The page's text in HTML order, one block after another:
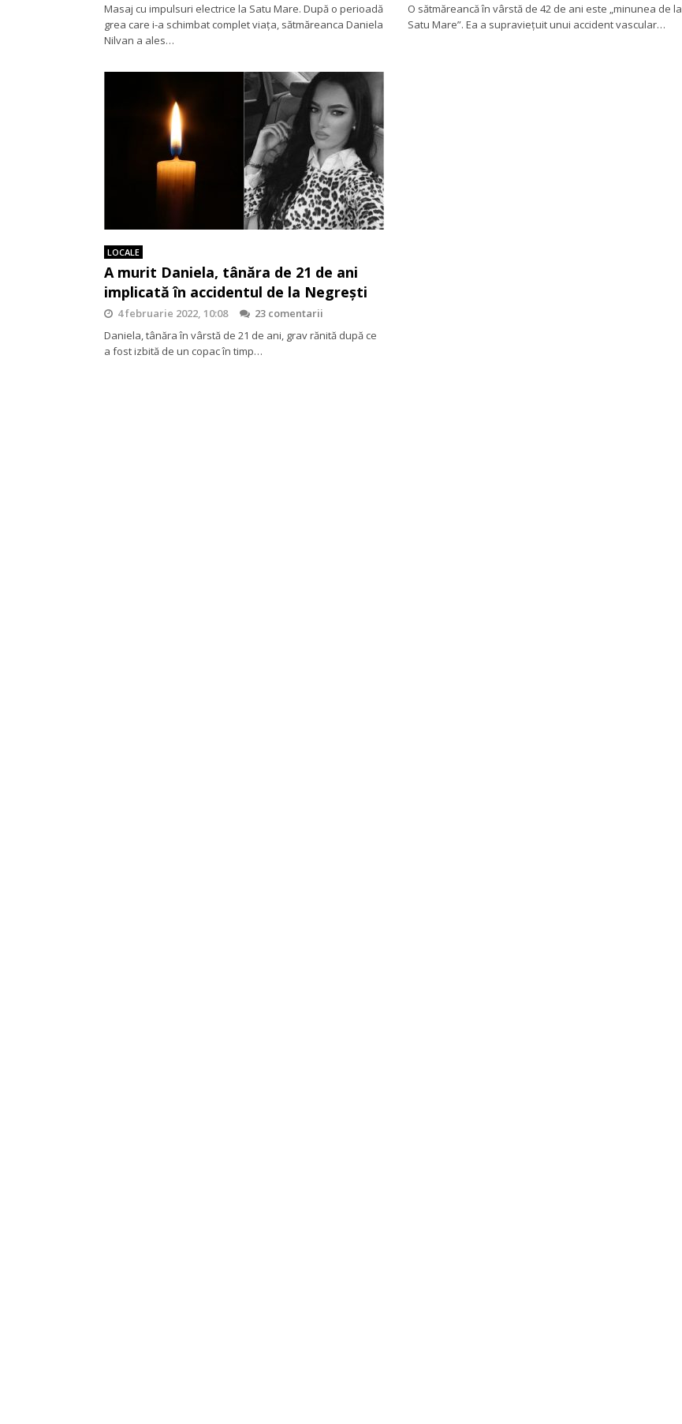
Masaj cu impulsuri electrice la Satu Mare. După o perioadă
grea care i-a schimbat complet viața, sătmăreanca Daniela
Nilvan a ales…
O sătmăreancă în vârstă de 42 de ani este „minunea de la
Satu Mare”. Ea a supraviețuit unui accident vascular…
LOCALE
A murit Daniela, tânăra de 21 de ani
implicată în accidentul de la Negrești
4 februarie 2022, 10:08
23 comentarii
Daniela, tânăra în vârstă de 21 de ani, grav rănită după ce
a fost izbită de un copac în timp…